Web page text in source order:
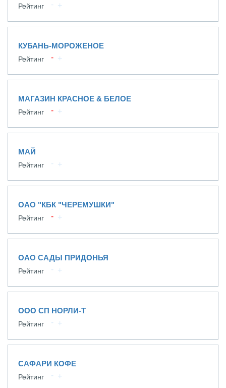
Рейтинг
КУБАНЬ-МОРОЖЕНОЕ
Рейтинг
МАГАЗИН КРАСНОЕ & БЕЛОЕ
Рейтинг
МАЙ
Рейтинг
ОАО "КБК "ЧЕРЕМУШКИ"
Рейтинг
ОАО САДЫ ПРИДОНЬЯ
Рейтинг
ООО СП НОРЛИ-Т
Рейтинг
САФАРИ КОФЕ
Рейтинг